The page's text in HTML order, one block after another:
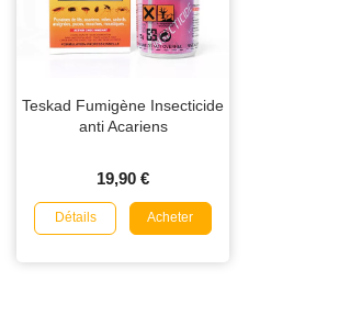
Teskad Fumigène Insecticide
anti Acariens
19,90 €
Détails Acheter